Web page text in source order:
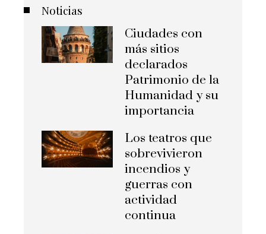
Noticias
Ciudades con
más sitios
declarados
Patrimonio de la
Humanidad y su
importancia
Los teatros que
sobrevivieron
incendios y
guerras con
actividad
continua